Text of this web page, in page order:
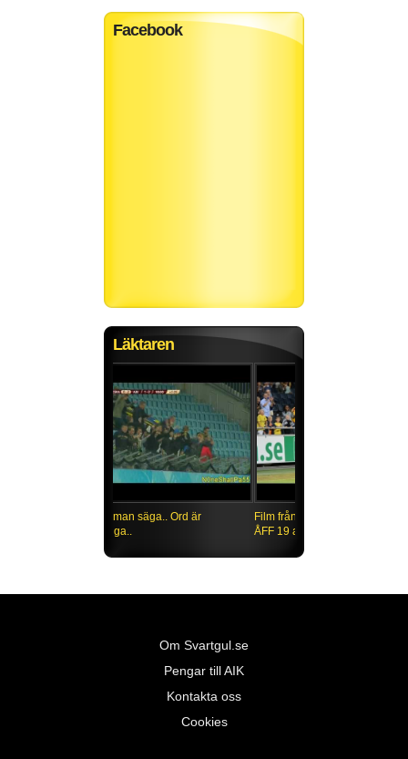
Facebook
Läktaren
Vad ska man säga.. Ord är
överflödiga..
Om Svartgul.se
Pengar till AIK
Kontakta oss
Cookies